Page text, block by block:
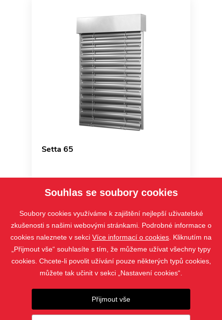
Setta 65
PRODUKTY
Souhlas se soubory cookies
Soubory cookies využíváme k zajištění nejlepší uživatelské
zkušenosti s našimi webovými stránkami. Podrobné informace o
cookies naleznete v sekci Více informací o cookies . Kliknutím na
„Přijmout vše“ souhlasíte s tím, že můžeme užívat všechny typy
cookies. Chcete-li povolit užívání pouze některých typů cookies,
můžete tak učinit v sekci „Nastavení cookies“.
Přijmout vše